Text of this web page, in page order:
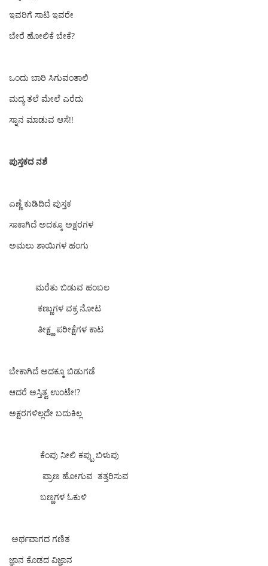
ಇವರಿಗೆ ಸಾಟಿ ಇವರೇ
ಬೇರೆ ಹೋಲಿಕೆ ಬೇಕೆ?
ಒಂದು ಬಾರಿ ಸಿಗುವಂತಾಲಿ
ಮದ್ಯ ತಲೆ ಮೇಲೆ ಎರೆದು
ಸ್ನಾನ ಮಾಡುವ ಆಸೆ!!
ಪುಸ್ತಕದ‌ ನಶೆ
ಎಣ್ಣೆ ಕುಡಿದಿದೆ ಪುಸ್ತಕ
ಸಾಕಾಗಿದೆ ಅದಕ್ಕೂ ಅಕ್ಷರಗಳ
ಅಮಲು ಶಾಯಿಗಳ ಹಂಗು
ಮರೆತು ಬಿಡುವ ಹಂಬಲ
ಕಣ್ಣುಗಳ ವಕ್ರ ‌ನೋಟ
ತೀಕ್ಷ್ಣ ಪರೀಕ್ಷೆಗಳ ಕಾಟ
ಬೇಕಾಗಿದೆ ಅದಕ್ಕೂ ಬಿಡುಗಡೆ
ಆದರೆ ಅಸ್ತಿತ್ವ ಉಂಟೇ!?
ಅಕ್ಷರಗಳಿಲ್ಲದೇ ಬದುಕಿಲ್ಲ
ಕೆಂಪು ನೀಲಿ ಕಪ್ಪು ಬಿಳುಪು
ಪ್ರಾಣ ಹೋಗುವ ತತ್ತರಿಸುವ
ಬಣ್ಣಗಳ ಓಕುಳಿ
ಅರ್ಥವಾಗದ ಗಣಿತ
ಜ್ಞಾನ ಕೊಡದ ವಿಜ್ಞಾನ